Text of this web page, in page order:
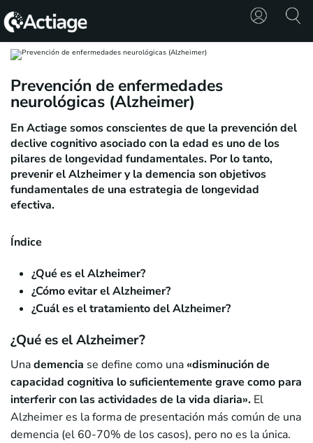
TRATAMIENTOS
CONSULTA
CONOCE
ACTIAGE
Prevención de enfermedades
neurológicas (Alzheimer)
En Actiage somos conscientes de que la prevención del
declive cognitivo asociado con la edad es uno de los
pilares de longevidad fundamentales. Por lo tanto,
prevenir el Alzheimer y la demencia son objetivos
fundamentales de una estrategia de longevidad
efectiva.
Índice
¿Qué es el Alzheimer?
¿Cómo evitar el Alzheimer?
¿Cuál es el tratamiento del Alzheimer?
¿Qué es el Alzheimer?
Unademencia se define como una «disminución de
capacidad cognitiva lo suficientemente grave como para
interferir con las actividades de la vida diaria». El
Alzheimer es la forma de presentación más común de una
demencia (el 60-70% de los casos), pero no es la única.